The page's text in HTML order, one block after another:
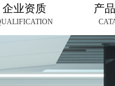
企业资质 产